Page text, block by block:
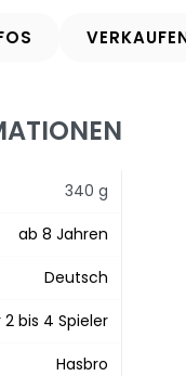
340 g
ab 8 Jahren
Deutsch
2 bis 4 Spieler
Hasbro